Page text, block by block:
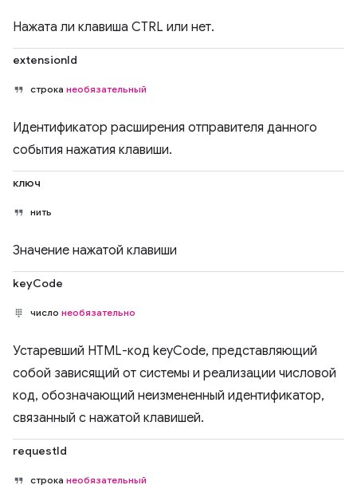
Нажата ли клавиша CTRL или нет.
extensionId
строка необязательный
Идентификатор расширения отправителя данного
события нажатия клавиши.
ключ
нить
Значение нажатой клавиши
keyCode
число необязательно
Устаревший HTML-код keyCode, представляющий
собой зависящий от системы и реализации числовой
код, обозначающий неизмененный идентификатор,
связанный с нажатой клавишей.
requestId
строка необязательный